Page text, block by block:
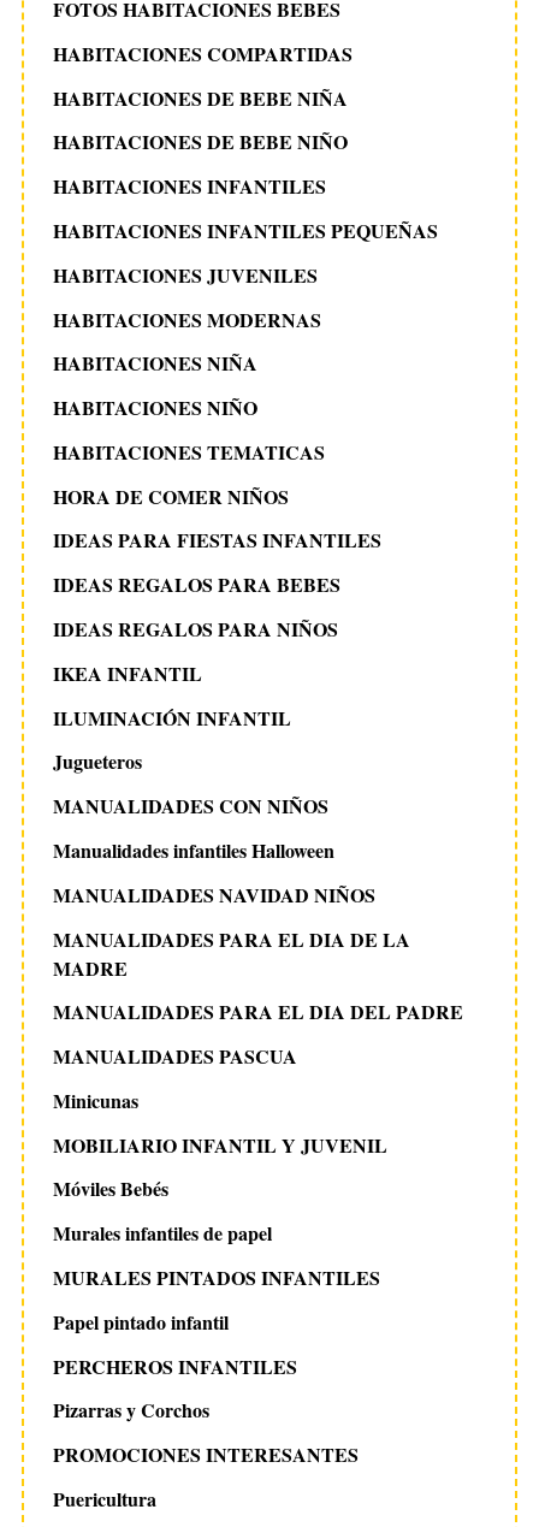
FOTOS HABITACIONES BEBES
HABITACIONES COMPARTIDAS
HABITACIONES DE BEBE NIÑA
HABITACIONES DE BEBE NIÑO
HABITACIONES INFANTILES
HABITACIONES INFANTILES PEQUEÑAS
HABITACIONES JUVENILES
HABITACIONES MODERNAS
HABITACIONES NIÑA
HABITACIONES NIÑO
HABITACIONES TEMATICAS
HORA DE COMER NIÑOS
IDEAS PARA FIESTAS INFANTILES
IDEAS REGALOS PARA BEBES
IDEAS REGALOS PARA NIÑOS
IKEA INFANTIL
ILUMINACIÓN INFANTIL
Jugueteros
MANUALIDADES CON NIÑOS
Manualidades infantiles Halloween
MANUALIDADES NAVIDAD NIÑOS
MANUALIDADES PARA EL DIA DE LA
MADRE
MANUALIDADES PARA EL DIA DEL PADRE
MANUALIDADES PASCUA
Minicunas
MOBILIARIO INFANTIL Y JUVENIL
Móviles Bebés
Murales infantiles de papel
MURALES PINTADOS INFANTILES
Papel pintado infantil
PERCHEROS INFANTILES
Pizarras y Corchos
PROMOCIONES INTERESANTES
Puericultura